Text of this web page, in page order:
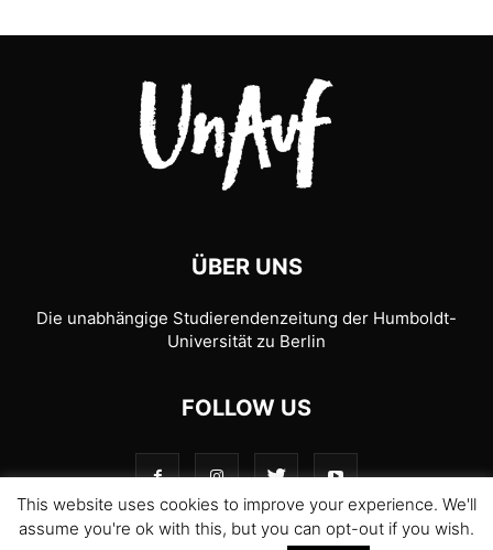
ÜBER UNS
Die unabhängige Studierendenzeitung der Humboldt-
Universität zu Berlin
FOLLOW US
This website uses cookies to improve your experience. We'll
assume you're ok with this, but you can opt-out if you wish.